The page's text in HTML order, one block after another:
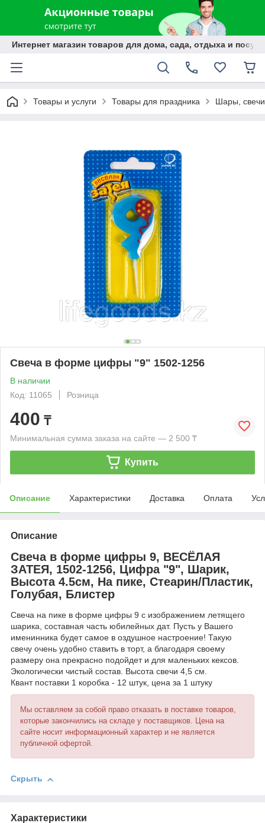
Интернет магазин товаров для дома, сада, отдыха и
Товары и услуги Товары для праздника Шары, свечи
Свеча в форме цифры "9" 1502-1256
В наличии
Код: 11065
Розница
400 ₸
Минимальная сумма заказа на сайте — 2 500 ₸
Купить
Описание Характеристики Доставка Оплата
Описание
Свеча в форме цифры 9, ВЕСЁЛАЯ
ЗАТЕЯ, 1502-1256, Цифра "9", Шарик,
Высота 4.5см, На пике, Стеарин/Пластик,
Голубая, Блистер
Свеча на пике в форме цифры 9 с изображением летящего
шарика, составная часть юбилейных дат. Пусть у Вашего
именинника будет самое в оздушное настроение! Такую
свечу очень удобно ставить в торт, а благодаря своему
размеру она прекрасно подойдет и для маленьких кексов.
Экологически чистый состав. Высота свечи 4,5 см.
Квант поставки 1 коробка - 12 штук, цена за 1 штуку
Мы оставляем за собой право отказать в поставке товаров,
которые закончились на складе у поставщиков. Цена на
сайте носит информационный характер и не является
публичной офертой.
Скрыть
Характеристики